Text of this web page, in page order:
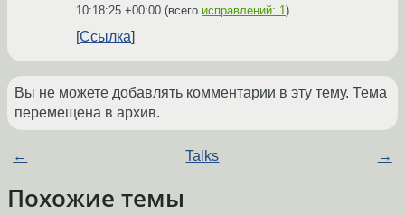
10:18:25 +00:00 (всего исправлений: 1)
Ссылка
Вы не можете добавлять комментарии в эту тему. Тема
перемещена в архив.
← Talks →
Похожие темы